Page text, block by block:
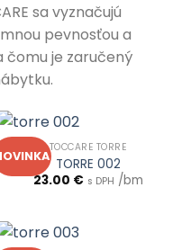
sa vyznačujú
pevnosťou a
čomu je zaručený
TOCCARE TORRE
TORRE 002
23.00 € s DPH /bm